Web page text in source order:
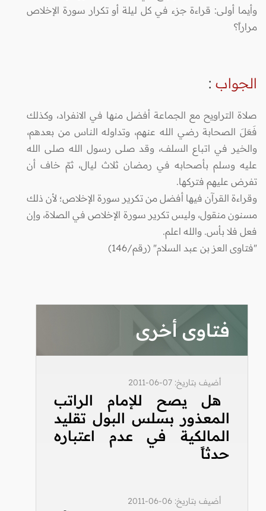
وأيما أولى: قراءة جزء في كل ليلة أو تكرار سورة الإخلاص
مراراً؟
الجواب :
صلاة التراويح مع الجماعة أفضل منها في الانفراد، وكذلك
فَعَلَ الصحابة رضي الله عنهم، وتداوله الناس من بعدهم،
والخير في اتباع السلف، وقد صلى رسول الله صلى الله
عليه وسلم بأصحابه في رمضان ثلاث ليال، ثمّ خاف أن
تفرض عليهم فتركها.
وقراءة القرآن فيها أفضل من تكرير سورة الإخلاص؛ لأن ذلك
مسنون منقول، وليس تكرير سورة الإخلاص في الصلاة، وإن
فعل فلا بأس. والله اعلم.
"فتاوى العز بن عبد السلام" (رقم/146)
فتاوى أخرى
أضيف بتاريخ: 07-06-2011
هل يصح للإمام الراتب
المعذور بسلس البول تقليد
المالكية في عدم اعتباره
حدثاً
أضيف بتاريخ: 06-06-2011